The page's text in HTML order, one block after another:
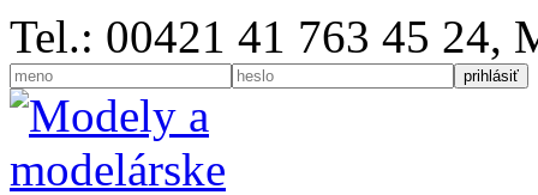
Tel.: 00421 41 763 45 24,